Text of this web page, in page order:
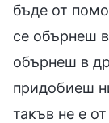
бъде от
се обърнеш
обърнеш в
придобиеш
такъв не е